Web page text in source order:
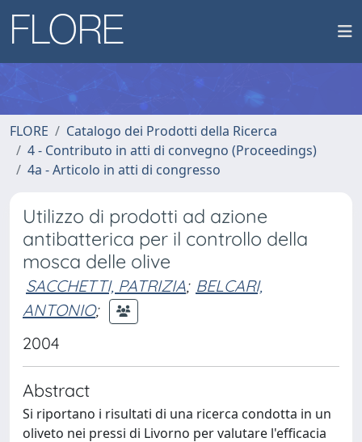
FLORE
Catalogo dei Prodotti della Ricerca
4 - Contributo in atti di convegno (Proceedings)
4a - Articolo in atti di congresso
Utilizzo di prodotti ad azione
antibatterica per il controllo della
mosca delle olive
SACCHETTI, PATRIZIA; BELCARI,
ANTONIO;
2004
Abstract
Si riportano i risultati di una ricerca condotta in un
oliveto nei pressi di Livorno per valutare l'efficacia